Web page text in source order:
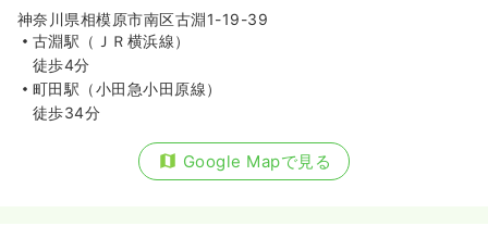
神奈川県相模原市南区古淵1-19-39
古淵駅（ＪＲ横浜線）
徒歩4分
町田駅（小田急小田原線）
徒歩34分
Google Mapで見る